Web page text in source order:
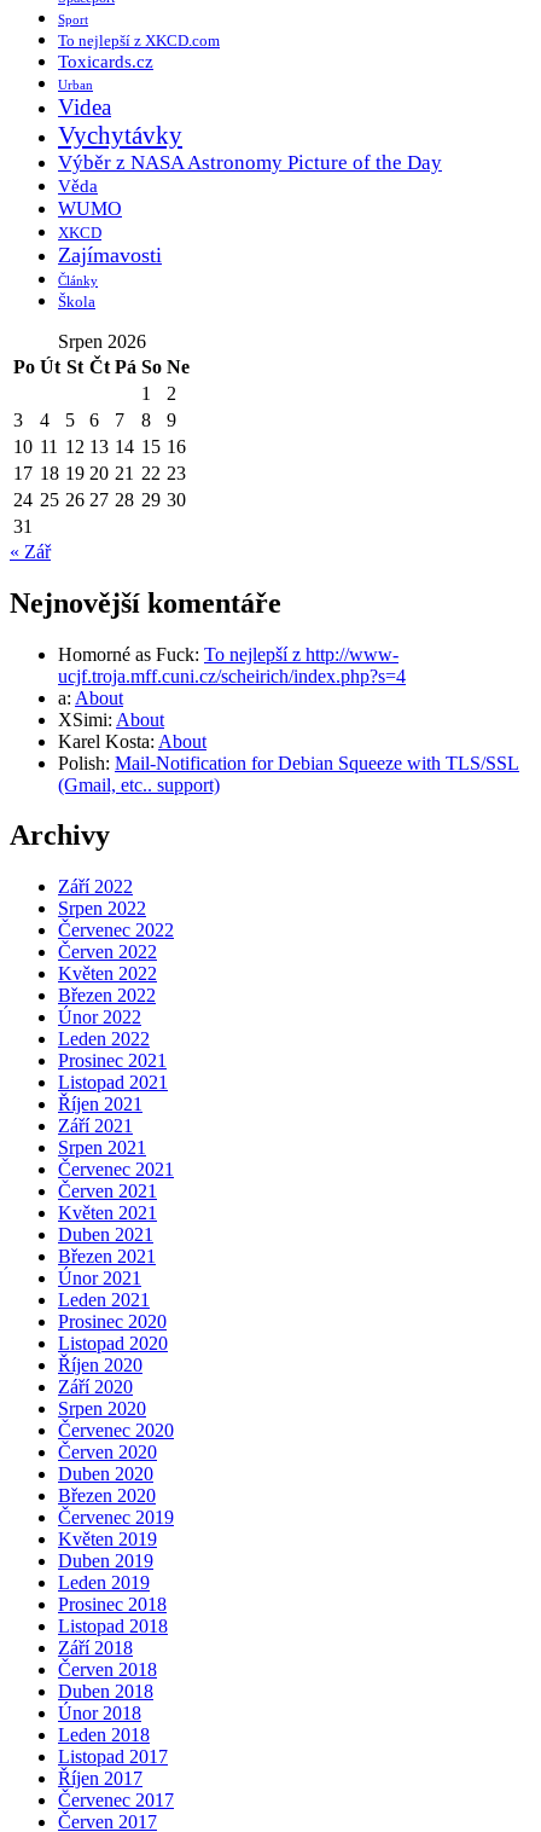
Sport
To nejlepší z XKCD.com
Toxicards.cz
Urban
Videa
Vychytávky
Výběr z NASA Astronomy Picture of the Day
Věda
WUMO
XKCD
Zajímavosti
Články
Škola
Srpen 2026
Po Út St Čt Pá So Ne
1
2
3
4 5 6 7 8
9
10 11 12 13 14 15 16
17 18 19 20 21 22 23
24 25 26 27 28 29 30
31
« Zář
Nejnovější komentáře
Homorné as Fuck: To nejlepší z http://www-
ucjf.troja.mff.cuni.cz/scheirich/index.php?s=4
a: About
XSimi: About
Karel Kosta: About
Polish: Mail-Notification for Debian Squeeze with TLS/SSL
(Gmail, etc.. support)
Archivy
Září 2022
Srpen 2022
Červenec 2022
Červen 2022
Květen 2022
Březen 2022
Únor 2022
Leden 2022
Prosinec 2021
Listopad 2021
Říjen 2021
Září 2021
Srpen 2021
Červenec 2021
Červen 2021
Květen 2021
Duben 2021
Březen 2021
Únor 2021
Leden 2021
Prosinec 2020
Listopad 2020
Říjen 2020
Září 2020
Srpen 2020
Červenec 2020
Červen 2020
Duben 2020
Březen 2020
Červenec 2019
Květen 2019
Duben 2019
Leden 2019
Prosinec 2018
Listopad 2018
Září 2018
Červen 2018
Duben 2018
Únor 2018
Leden 2018
Listopad 2017
Říjen 2017
Červenec 2017
Červen 2017